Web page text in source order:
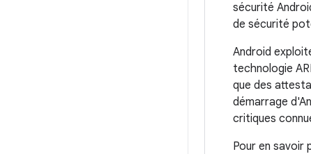
sécurité
de sécurité
Android
technologie
que des
démarrage
critiques
Pour en savoir